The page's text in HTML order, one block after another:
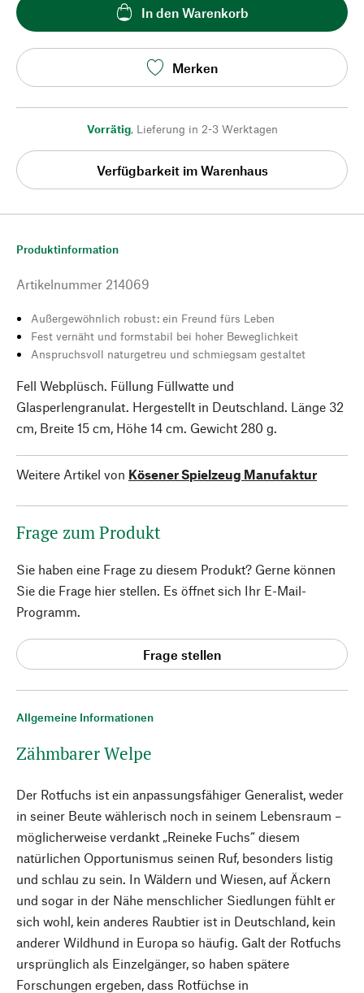
In den Warenkorb
Merken
Vorrätig, Lieferung in 2-3 Werktagen
Verfügbarkeit im Warenhaus
Allgemeine Informationen
Zähmbarer Welpe
Der Rotfuchs ist ein anpassungsfähiger Generalist, weder
in seiner Beute wählerisch noch in seinem Lebensraum –
möglicherweise verdankt „Reineke Fuchs“ diesem
natürlichen Opportunismus seinen Ruf, besonders listig
und schlau zu sein. In Wäldern und Wiesen, auf Äckern
und sogar in der Nähe menschlicher Siedlungen fühlt er
sich wohl, kein anderes Raubtier ist in Deutschland, kein
anderer Wildhund in Europa so häufig. Galt der Rotfuchs
ursprünglich als Einzelgänger, so haben spätere
Forschungen ergeben, dass Rotfüchse in
Produktinformation
Artikelnummer 214069
Außergewöhnlich robust: ein Freund fürs Leben
Fest vernäht und formstabil bei hoher Beweglichkeit
Anspruchsvoll naturgetreu und schmiegsam gestaltet
Fell Webplüsch. Füllung Füllwatte und
Glasperlengranulat. Hergestellt in Deutschland. Länge 32
cm, Breite 15 cm, Höhe 14 cm. Gewicht 280 g.
Weitere Artikel von Kösener Spielzeug Manufaktur
Frage zum Produkt
Sie haben eine Frage zu diesem Produkt? Gerne können
Sie die Frage hier stellen. Es öffnet sich Ihr E-Mail-
Programm.
Frage stellen